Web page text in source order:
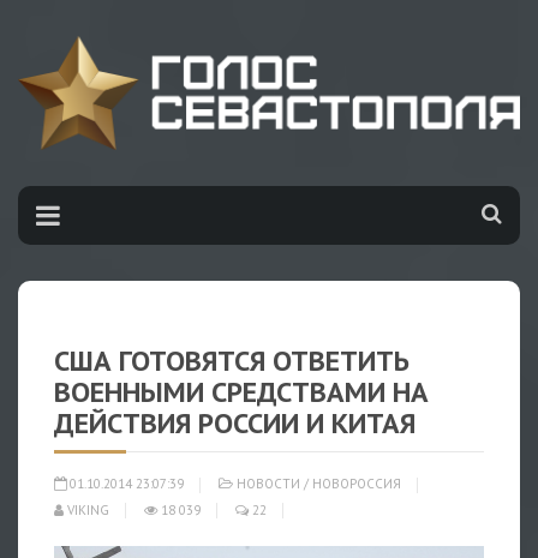
США ГОТОВЯТСЯ ОТВЕТИТЬ
ВОЕННЫМИ СРЕДСТВАМИ НА
ДЕЙСТВИЯ РОССИИ И КИТАЯ
01.10.2014 23:07:39 НОВОСТИ / НОВОРОССИЯ
VIKING
18 039 22